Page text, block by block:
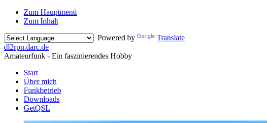
Zum Hauptmenü
Zum Inhalt
Powered by
Translate
dl2rpn.darc.de
Amateurfunk - Ein faszinierendes Hobby
Start
Über mich
Funkbetrieb
Downloads
GetQSL